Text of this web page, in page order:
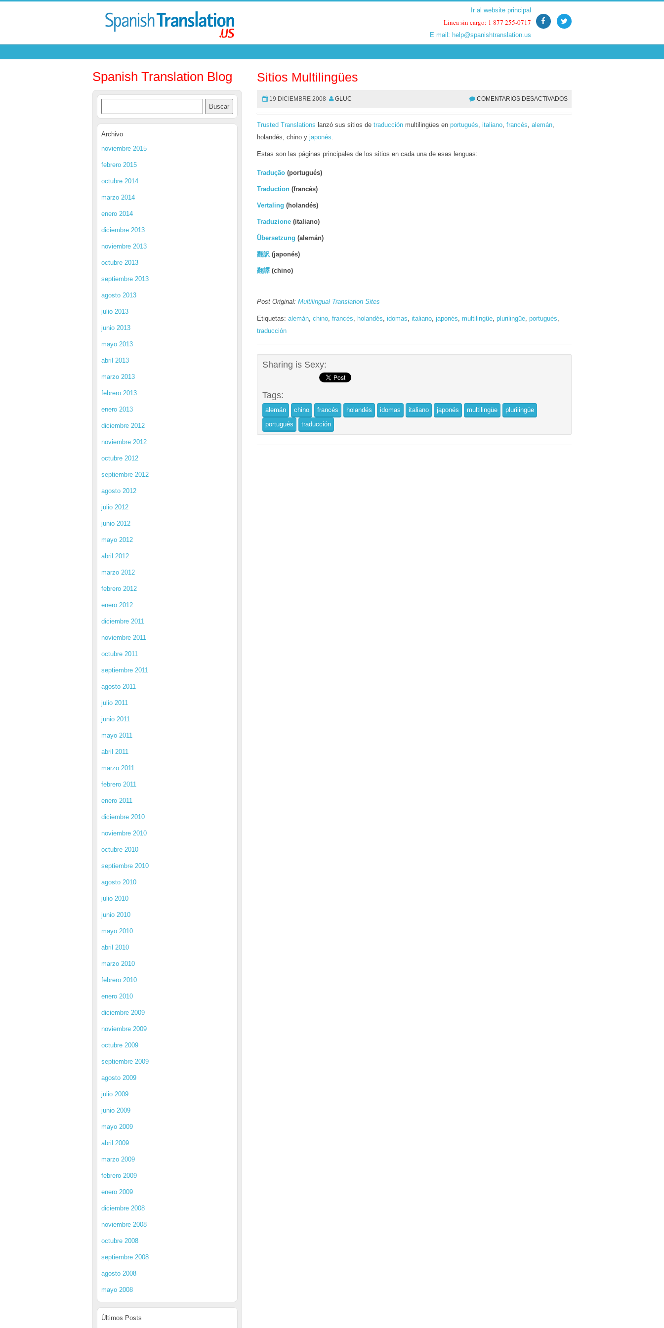
Ir al website principal
Linea sin cargo: 1 877 255-0717
E mail: help@spanishtranslation.us
Ir al website principal
Linea sin cargo: 1 877 255-0717
E mail: help@spanishtranslation.us
Spanish Translation Blog
Archivo
noviembre 2015
febrero 2015
octubre 2014
marzo 2014
enero 2014
diciembre 2013
noviembre 2013
octubre 2013
septiembre 2013
agosto 2013
julio 2013
junio 2013
mayo 2013
abril 2013
marzo 2013
febrero 2013
enero 2013
diciembre 2012
noviembre 2012
octubre 2012
septiembre 2012
agosto 2012
julio 2012
junio 2012
mayo 2012
abril 2012
marzo 2012
febrero 2012
enero 2012
diciembre 2011
noviembre 2011
octubre 2011
septiembre 2011
agosto 2011
julio 2011
junio 2011
mayo 2011
abril 2011
marzo 2011
febrero 2011
enero 2011
diciembre 2010
noviembre 2010
octubre 2010
septiembre 2010
agosto 2010
julio 2010
junio 2010
mayo 2010
abril 2010
marzo 2010
febrero 2010
enero 2010
diciembre 2009
noviembre 2009
octubre 2009
septiembre 2009
agosto 2009
julio 2009
junio 2009
mayo 2009
abril 2009
marzo 2009
febrero 2009
enero 2009
diciembre 2008
noviembre 2008
octubre 2008
septiembre 2008
agosto 2008
mayo 2008
Últimos Posts
Sitios Multilingües
19 DICIEMBRE 2008 GLUC COMENTARIOS DESACTIVADOS
Trusted Translations lanzó sus sitios detraducción multilingües enportugués,italiano,francés,alemán,
holandés, chino yjaponés.
Estas son las páginas principales de los sitios en cada una de esas lenguas:
Tradução (portugués)
Traduction (francés)
Vertaling(holandés)
Traduzione (italiano)
Übersetzung(alemán)
翻訳 (japonés)
翻譯 (chino)
Post Original:Multilingual Translation Sites
Etiquetas:alemán,chino,francés, holandés,idomas,italiano,japonés,multilingüe,plurilingüe,portugués,
traducción
Sharing is Sexy:
Tags:
alemán chino francés holandés idomas italiano japonés multilingüe
plurilingüe
portugués
traducción